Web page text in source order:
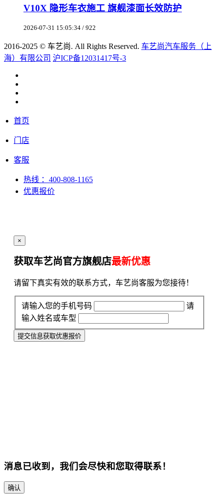
V10X 隐形车衣施工 旗舰漆面长效防护
2026-07-31 15:05:34 / 922
2016-2025 © 车艺尚. All Rights Reserved. 车艺尚汽车服务（上
海）有限公司 沪ICP备12031417号-3
首页
门店
客服
热线 ：400-808-1165
优惠报价
×
获取车艺尚官方旗舰店最新优惠
请留下真实有效的联系方式，车艺尚客服为您接待！
请输入您的手机号码
请
输入姓名或车型
提交信息获取优惠报价
消息已收到，我们会尽快和您取得联系！
确认